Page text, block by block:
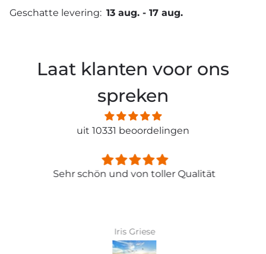
Geschatte levering: 13 aug. - 17 aug.
Laat klanten voor ons
spreken
uit 10331 beoordelingen
Sehr schön und von toller Qualität
Iris Griese